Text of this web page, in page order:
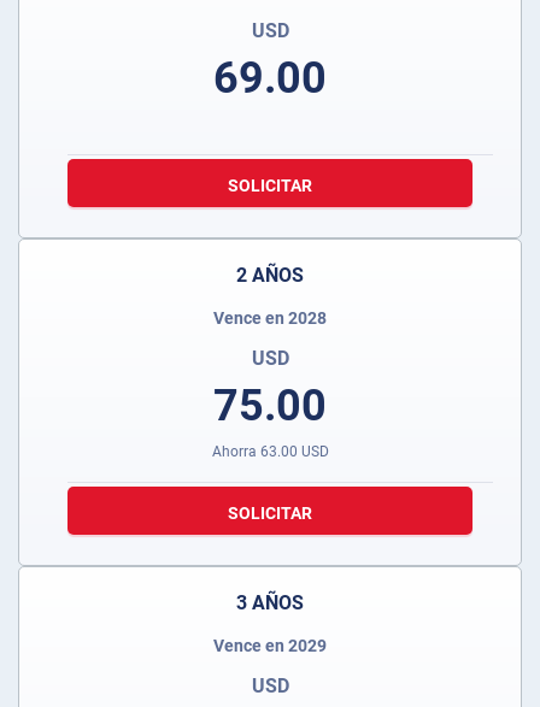
USD
69.00
SOLICITAR
2 AÑOS
Vence en 2028
USD
75.00
Ahorra 63.00 USD
SOLICITAR
3 AÑOS
Vence en 2029
USD